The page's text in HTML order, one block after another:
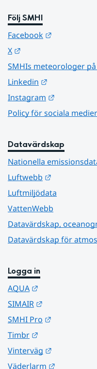
Följ SMHI
Facebook
X
SMHIs meteorologer på
Linkedin
Instagram
Policy för sociala medier
Datavärdskap
Nationella
Luftwebb
Luftmiljödata
VattenWebb
Datavärdskap,
Datavärdskap för
Logga in
AQUA
SIMAIR
SMHI Pro
Timbr
Vinterväg
Väderlarm